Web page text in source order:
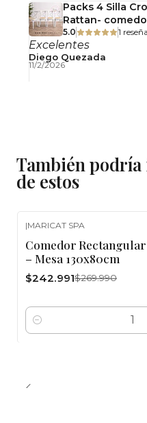
Packs 4 Silla
Rattan-
5.0 1 reseña
Excelentes
Diego Quezada
11/2/2026
También
de estos
-10%
|MARICAT SPA
Comedor
– Mesa 130x80cm
$242.991$269.990
Cantidad